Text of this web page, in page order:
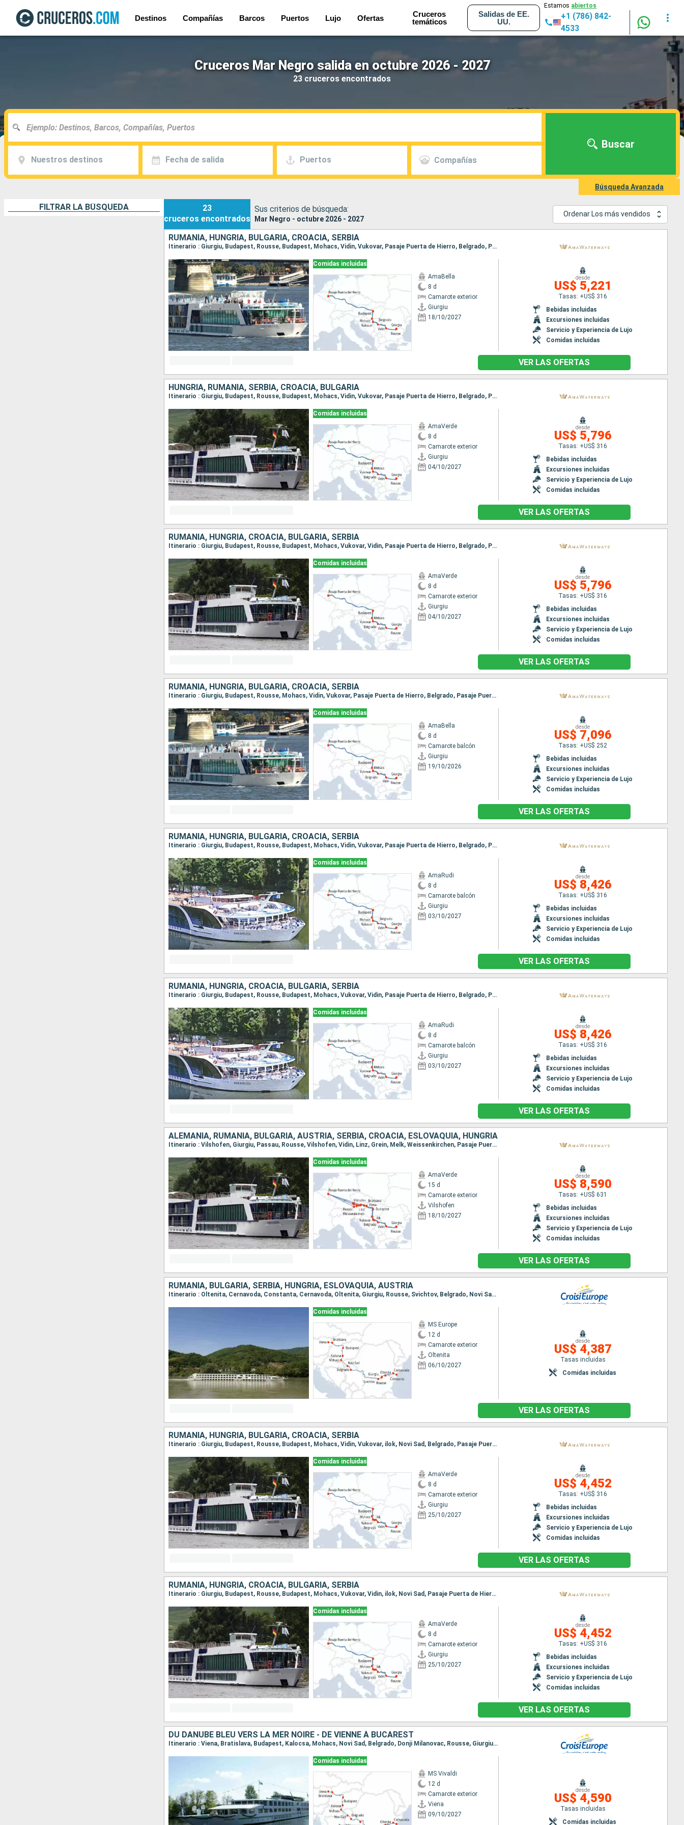
Destinos Compañías Barcos Puertos Lujo Ofertas
Cruceros
temáticos
Salidas de EE.
UU.
Estamos abiertos
+1 (786) 842-
4533
Cruceros Mar Negro salida en octubre 2026 - 2027
23 cruceros encontrados
Nuestros destinos Fecha de salida Puertos Compañías
Buscar
Búsqueda Avanzada
FILTRAR LA BÚSQUEDA
23
cruceros encontrados
Sus criterios de búsqueda:
Mar Negro - octubre 2026 - 2027
Ordenar Los más vendidos
RUMANIA, HUNGRÍA, BULGARIA, CROACIA, SERBIA
Itinerario : Giurgiu, Budapest, Rousse, Budapest, Mohacs, Vidin, Vukovar, Pasaje Puerta de Hierro, Belgrado, Pasaje Puerta de Hierro, Belgrado, Vukovar, Vidin, Mohacs, Rousse, Budapest, Giurgiu
Comidas incluidas
AmaBella
8 d
Camarote exterior
Giurgiu
18/10/2027
desde
US$ 5,221
Tasas: +US$ 316
Bebidas incluidas
Excursiones incluidas
Servicio y Experiencia de Lujo
Comidas incluidas
VER LAS OFERTAS
HUNGRÍA, RUMANIA, SERBIA, CROACIA, BULGARIA
Itinerario : Giurgiu, Budapest, Rousse, Budapest, Mohacs, Vidin, Vukovar, Pasaje Puerta de Hierro, Belgrado, Pasaje Puerta de Hierro, Vukovar, Vidin, Rousse, Mohacs, Budapest, Giurgiu
Comidas incluidas
AmaVerde
8 d
Camarote exterior
Giurgiu
04/10/2027
desde
US$ 5,796
Tasas: +US$ 316
Bebidas incluidas
Excursiones incluidas
Servicio y Experiencia de Lujo
Comidas incluidas
VER LAS OFERTAS
RUMANIA, HUNGRÍA, CROACIA, BULGARIA, SERBIA
Itinerario : Giurgiu, Budapest, Rousse, Budapest, Mohacs, Vukovar, Vidin, Pasaje Puerta de Hierro, Belgrado, Pasaje Puerta de Hierro, Vukovar, Vidin, Mohacs, Rousse, Budapest, Giurgiu
Comidas incluidas
AmaVerde
8 d
Camarote exterior
Giurgiu
04/10/2027
desde
US$ 5,796
Tasas: +US$ 316
Bebidas incluidas
Excursiones incluidas
Servicio y Experiencia de Lujo
Comidas incluidas
VER LAS OFERTAS
RUMANIA, HUNGRÍA, BULGARIA, CROACIA, SERBIA
Itinerario : Giurgiu, Budapest, Rousse, Mohacs, Vidin, Vukovar, Pasaje Puerta de Hierro, Belgrado, Pasaje Puerta de Hierro, Belgrado, Vukovar, Vidin, Mohacs, Rousse, Budapest, Giurgiu
Comidas incluidas
AmaBella
8 d
Camarote balcón
Giurgiu
19/10/2026
desde
US$ 7,096
Tasas: +US$ 252
Bebidas incluidas
Excursiones incluidas
Servicio y Experiencia de Lujo
Comidas incluidas
VER LAS OFERTAS
RUMANIA, HUNGRÍA, BULGARIA, CROACIA, SERBIA
Itinerario : Giurgiu, Budapest, Rousse, Budapest, Mohacs, Vidin, Vukovar, Pasaje Puerta de Hierro, Belgrado, Pasaje Puerta de Hierro, Vidin, Vukovar, Mohacs, Rousse, Budapest, Giurgiu
Comidas incluidas
AmaRudi
8 d
Camarote balcón
Giurgiu
03/10/2027
desde
US$ 8,426
Tasas: +US$ 316
Bebidas incluidas
Excursiones incluidas
Servicio y Experiencia de Lujo
Comidas incluidas
VER LAS OFERTAS
RUMANIA, HUNGRÍA, CROACIA, BULGARIA, SERBIA
Itinerario : Giurgiu, Budapest, Rousse, Budapest, Mohacs, Vukovar, Vidin, Pasaje Puerta de Hierro, Belgrado, Pasaje Puerta de Hierro, Vukovar, Vidin, Mohacs, Rousse, Budapest, Giurgiu
Comidas incluidas
AmaRudi
8 d
Camarote balcón
Giurgiu
03/10/2027
desde
US$ 8,426
Tasas: +US$ 316
Bebidas incluidas
Excursiones incluidas
Servicio y Experiencia de Lujo
Comidas incluidas
VER LAS OFERTAS
ALEMANIA, RUMANIA, BULGARIA, AUSTRIA, SERBIA, CROACIA, ESLOVAQUIA, HUNGRÍA
Itinerario : Vilshofen, Giurgiu, Passau, Rousse, Vilshofen, Vidin, Linz, Grein, Melk, Weissenkirchen, Pasaje Puerta de Hierro, Spitz, Viena, Belgrado, Weissenkirchen, Vukovar, Viena, Bratislava, ilok, Budapest, Mohacs, Budapest, Mohacs, Bratislava, Vukovar, Belgrado, Viena, Weissenkirchen, Krems, Pasaje Puerta de Hierro, Grein, Spitz, Vidin, Linz, Passau, Rousse, Vilshofen, Giurgiu, Vilshofen
Comidas incluidas
AmaVerde
15 d
Camarote exterior
Vilshofen
18/10/2027
desde
US$ 8,590
Tasas: +US$ 631
Bebidas incluidas
Excursiones incluidas
Servicio y Experiencia de Lujo
Comidas incluidas
VER LAS OFERTAS
RUMANIA, BULGARIA, SERBIA, HUNGRÍA, ESLOVAQUIA, AUSTRIA
Itinerario : Oltenita, Cernavoda, Constanta, Cernavoda, Oltenita, Giurgiu, Rousse, Svichtov, Belgrado, Novi Sad, Mohacs, Kalocsa, Budapest, Bratislava, Viena
Comidas incluidas
MS Europe
12 d
Camarote exterior
Oltenita
06/10/2027
desde
US$ 4,387
Tasas incluidas
Comidas incluidas
VER LAS OFERTAS
RUMANIA, HUNGRÍA, BULGARIA, CROACIA, SERBIA
Itinerario : Giurgiu, Budapest, Rousse, Budapest, Mohacs, Vidin, Vukovar, ilok, Novi Sad, Belgrado, Pasaje Puerta de Hierro, Belgrado, Vukovar, Vidin, Rousse, Mohacs, Giurgiu, Budapest
Comidas incluidas
AmaVerde
8 d
Camarote exterior
Giurgiu
25/10/2027
desde
US$ 4,452
Tasas: +US$ 316
Bebidas incluidas
Excursiones incluidas
Servicio y Experiencia de Lujo
Comidas incluidas
VER LAS OFERTAS
RUMANIA, HUNGRÍA, CROACIA, BULGARIA, SERBIA
Itinerario : Giurgiu, Budapest, Rousse, Budapest, Mohacs, Vukovar, Vidin, ilok, Novi Sad, Pasaje Puerta de Hierro, Belgrado, Pasaje Puerta de Hierro, Belgrado, Vidin, Vukovar, Mohacs, Rousse, Giurgiu, Budapest
Comidas incluidas
AmaVerde
8 d
Camarote exterior
Giurgiu
25/10/2027
desde
US$ 4,452
Tasas: +US$ 316
Bebidas incluidas
Excursiones incluidas
Servicio y Experiencia de Lujo
Comidas incluidas
VER LAS OFERTAS
DU DANUBE BLEU VERS LA MER NOIRE - DE VIENNE À BUCAREST
Itinerario : Viena, Bratislava, Budapest, Kalocsa, Mohacs, Novi Sad, Belgrado, Donji Milanovac, Rousse, Giurgiu, Cernavoda, Constanta, Cernavoda, Oltenita
Comidas incluidas
MS Vivaldi
12 d
Camarote exterior
Viena
09/10/2027
desde
US$ 4,590
Tasas incluidas
Comidas incluidas